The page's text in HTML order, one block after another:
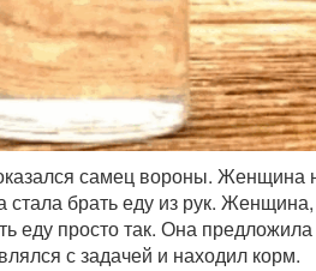
самец вороны. Женщина
стала брать еду из рук.
еду просто так. Она
с задачей и находил корм.